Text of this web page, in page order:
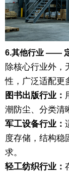
6.其他行业 ——
除核心行业外，
性，广泛适配更
图书出版行业：
潮防尘、分类清
军工设备行业：
度存储，结构稳
求。
轻工纺织行业：